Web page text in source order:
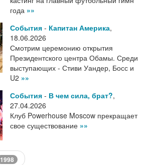
года »»
События - Капитан Америка,
18.06.2026
Смотрим церемонию открытия
Президентского центра Обамы. Среди
выступающих - Стиви Уандер, Босс и
U2 »»
События - В чем сила, брат?,
27.04.2026
Клуб Powerhouse Moscow прекращает
свое существование »»
1998